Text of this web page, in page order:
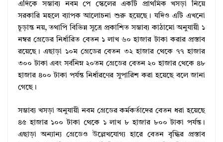
এদিকে সম্ভাব্য নবম পে স্কেলের একটি প্রাথমিক খসড়া নিয়ে
সরকারি মহলে ব্যাপক আলোচনা শুরু হয়েছে। যদিও এটি এখনো
চূড়ান্ত নয়, তথাপি বিভিন্ন সূত্রে প্রকাশিত সম্ভাব্য কাঠামো অনুযায়ী ১
নম্বর গ্রেডের নির্ধারিত বেতন ১ লাখ ৬০ হাজার টাকা করার প্রস্তাব
রয়েছে। এছাড়া ১০ম গ্রেডের বেতন ৩২ হাজার থেকে ৭৭ হাজার
৩০০ টাকা এবং সর্বনিম্ন ২০তম গ্রেডের বেতন ২০ হাজার থেকে ৪৮
হাজার ৪০০ টাকা পর্যন্ত নির্ধারণের সুপারিশ করা হয়েছে বলে জানা
গেছে।
সম্ভাব্য খসড়া অনুযায়ী নবম গ্রেডের কর্মকর্তাদের বেতন ধরা হয়েছে
৪৫ হাজার ১০০ টাকা থেকে ১ লাখ ৮ হাজার ৮০০ টাকা পর্যন্ত।
এছাড়া অন্যান্য গ্রেডেও উল্লেখযোগ্য হারে বেতন বৃদ্ধির প্রস্তাব